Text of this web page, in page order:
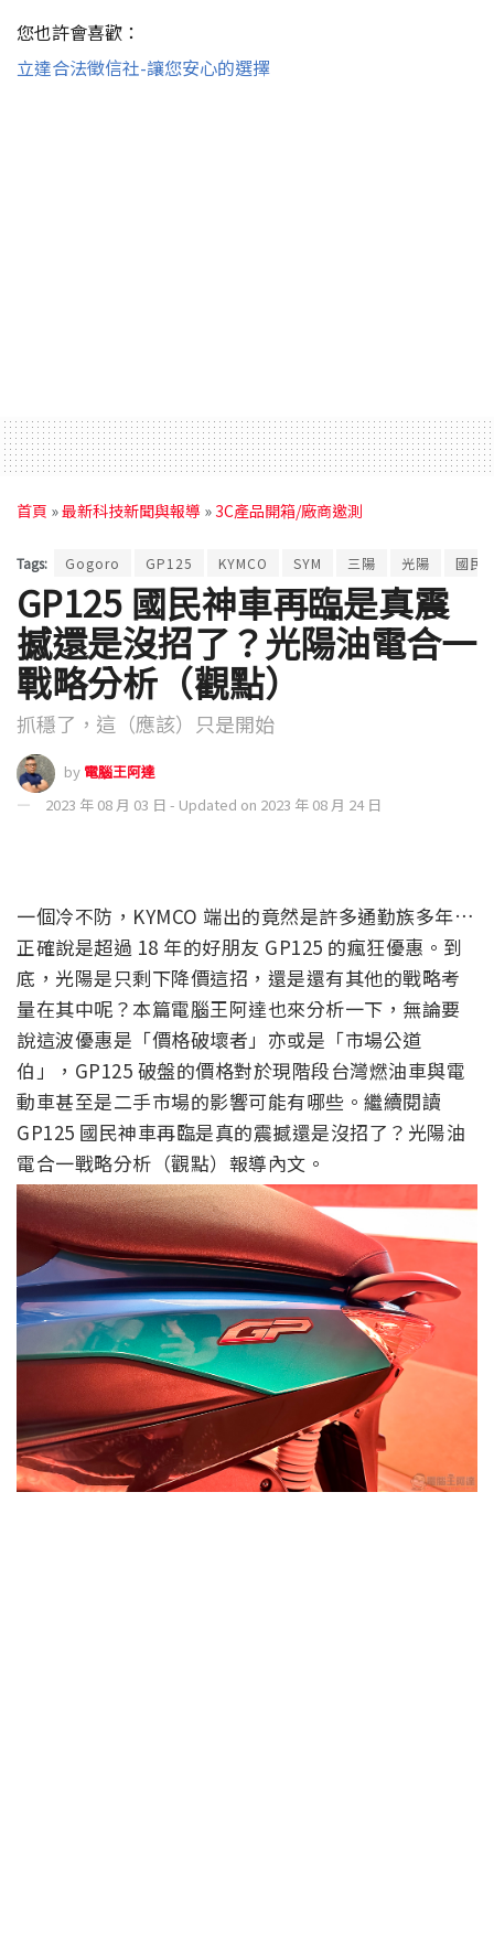
您也許會喜歡：
立達合法徵信社-讓您安心的選擇
首頁 »最新科技新聞與報導 »3C產品開箱/廠商邀測
Tags: Gogoro GP125 KYMCO SYM 三陽 光陽 國民
GP125 國民神車再臨是真震
撼還是沒招了？光陽油電合一
戰略分析（觀點）
抓穩了，這（應該）只是開始
by 電腦王阿達
2023 年 08 月 03 日 - Updated on 2023 年 08 月 24 日
一個冷不防，KYMCO 端出的竟然是許多通勤族多年…
正確說是超過 18 年的好朋友 GP125 的瘋狂優惠。到
底，光陽是只剩下降價這招，還是還有其他的戰略考
量在其中呢？本篇電腦王阿達也來分析一下，無論要
說這波優惠是「價格破壞者」亦或是「市場公道
伯」，GP125 破盤的價格對於現階段台灣燃油車與電
動車甚至是二手市場的影響可能有哪些。繼續閱讀
GP125 國民神車再臨是真的震撼還是沒招了？光陽油
電合一戰略分析（觀點）報導內文。